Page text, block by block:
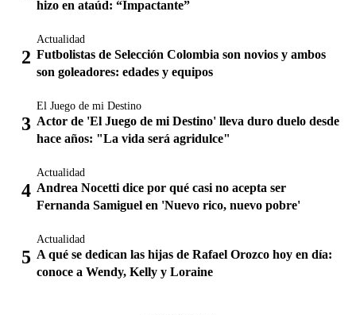
hizo en ataúd: “Impactante”
Actualidad
Futbolistas de Selección Colombia son novios y ambos
son goleadores: edades y equipos
El Juego de mi Destino
Actor de 'El Juego de mi Destino' lleva duro duelo desde
hace años: "La vida será agridulce"
Actualidad
Andrea Nocetti dice por qué casi no acepta ser
Fernanda Samiguel en 'Nuevo rico, nuevo pobre'
Actualidad
A qué se dedican las hijas de Rafael Orozco hoy en día:
conoce a Wendy, Kelly y Loraine